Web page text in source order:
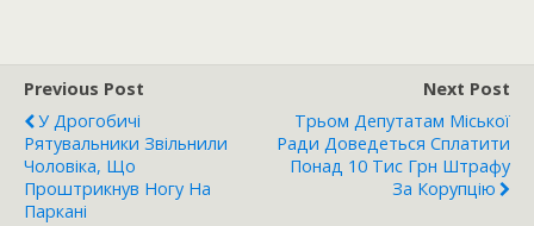
Previous Post
У Дрогобичі
Рятувальники Звільнили
Чоловіка, Що
Проштрикнув Ногу На
Паркані
Next Post
Трьом Депутатам Міської
Ради Доведеться Сплатити
Понад 10 Тис Грн Штрафу
За Корупцію